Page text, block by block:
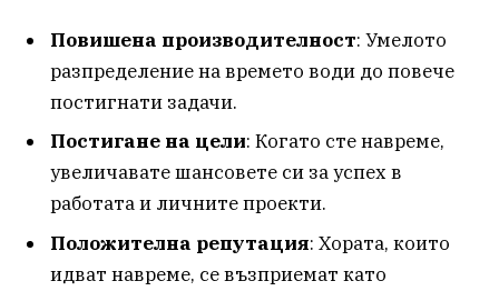
Повишена производителност: Умелото
разпределение на времето води до повече
постигнати задачи.
Постигане на цели: Когато сте навреме,
увеличавате шансовете си за успех в
работата и личните проекти.
Положителна репутация: Хората, които
идват навреме, се възприемат като